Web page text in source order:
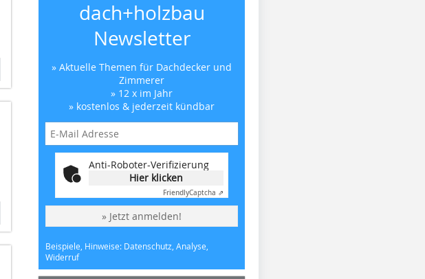
dach+holzbau
Newsletter
» Aktuelle Themen für Dachdecker und
Zimmerer
» 12 x im Jahr
» kostenlos & jederzeit kündbar
Anti-Roboter-Verifizierung
Hier klicken
FriendlyCaptcha ⇗
» Jetzt anmelden!
Beispiele, Hinweise: Datenschutz, Analyse,
Widerruf